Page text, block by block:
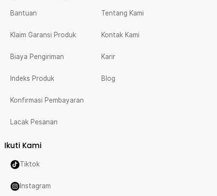
Bantuan
Klaim Garansi Produk
Biaya Pengiriman
Indeks Produk
Konfirmasi Pembayaran
Lacak Pesanan
Tentang Kami
Kontak Kami
Karir
Blog
Ikuti Kami
Tiktok
Instagram